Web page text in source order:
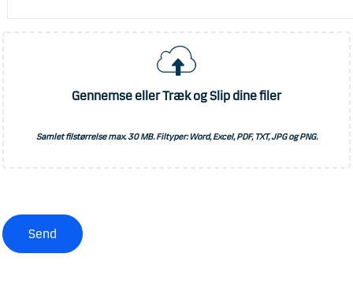
Gennemse eller Træk og Slip dine filer
Samlet filstørrelse max.30 MB. Filtyper: Word, Excel, PDF, TXT, JPG og PNG.
Send